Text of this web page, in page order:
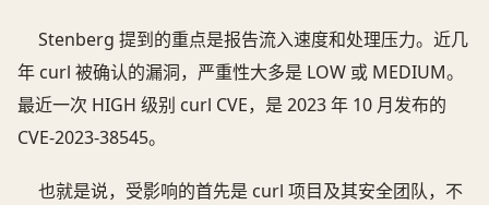
Stenberg 提到的重点是报告流入速度和处理压力。近几
年 curl 被确认的漏洞，严重性大多是 LOW 或 MEDIUM。
最近一次 HIGH 级别 curl CVE，是 2023 年 10 月发布的
CVE-2023-38545。
也就是说，受影响的首先是 curl 项目及其安全团队，不